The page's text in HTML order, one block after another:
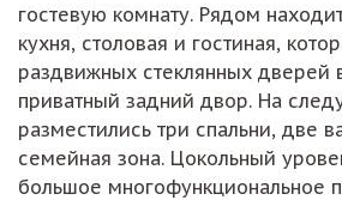
гостевую комнату. Рядом
кухня, столовая и гостиная,
раздвижных стеклянных дверей
приватный задний двор. На
разместились три спальни, две
семейная зона. Цокольный
большое многофункциональное